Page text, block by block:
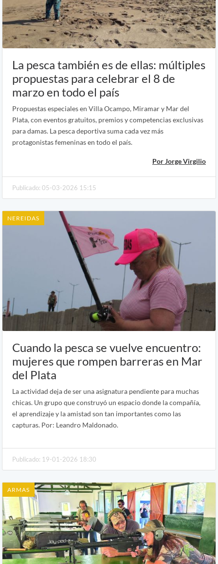
La pesca también es de ellas: múltiples
propuestas para celebrar el 8 de
marzo en todo el país
Propuestas especiales en Villa Ocampo, Miramar y Mar del
Plata, con eventos gratuitos, premios y competencias exclusivas
para damas. La pesca deportiva suma cada vez más
protagonistas femeninas en todo el país.
Por Jorge Virgilio
Publicado: 05-03-2026 15:15
NEREIDAS
Cuando la pesca se vuelve encuentro:
mujeres que rompen barreras en Mar
del Plata
La actividad deja de ser una asignatura pendiente para muchas
chicas. Un grupo que construyó un espacio donde la compañía,
el aprendizaje y la amistad son tan importantes como las
capturas. Por: Leandro Maldonado.
Publicado: 19-01-2026 18:30
ARMAS